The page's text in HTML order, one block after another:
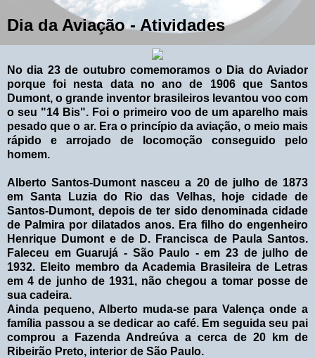
Dia da Aviação - Atividades
No dia 23 de outubro comemoramos o Dia do Aviador
porque foi nesta data no ano de 1906 que Santos
Dumont, o grande inventor brasileiros levantou voo com
o seu "14 Bis". Foi o primeiro voo de um aparelho mais
pesado que o ar. Era o princípio da aviação, o meio mais
rápido e arrojado de locomoção conseguido pelo
homem.
Alberto Santos-Dumont nasceu a 20 de julho de 1873
em Santa Luzia do Rio das Velhas, hoje cidade de
Santos-Dumont, depois de ter sido denominada cidade
de Palmira por dilatados anos. Era filho do engenheiro
Henrique Dumont e de D. Francisca de Paula Santos.
Faleceu em Guarujá - São Paulo - em 23 de julho de
1932. Eleito membro da Academia Brasileira de Letras
em 4 de junho de 1931, não chegou a tomar posse de
sua cadeira.
Ainda pequeno, Alberto muda-se para Valença onde a
família passou a se dedicar ao café. Em seguida seu pai
comprou a Fazenda Andreúva a cerca de 20 km de
Ribeirão Preto, interior de São Paulo.